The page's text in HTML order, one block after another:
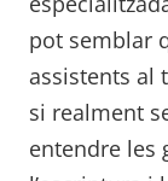
pot semblar
assistents al
si realment
entendre les